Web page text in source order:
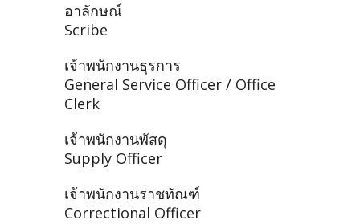
อาลักษณ์
Scribe
เจ้าพนักงานธุรการ
General Service Officer / Office
Clerk
เจ้าพนักงานพัสดุ
Supply Officer
เจ้าพนักงานราชทัณฑ์
Correctional Officer